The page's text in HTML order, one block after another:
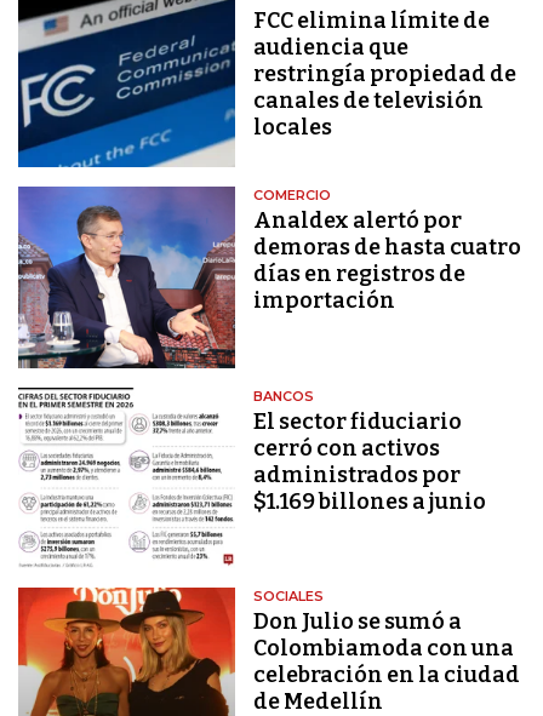
FCC elimina límite de
audiencia que
restringía propiedad de
canales de televisión
locales
COMERCIO
Analdex alertó por
demoras de hasta cuatro
días en registros de
importación
BANCOS
El sector fiduciario
cerró con activos
administrados por
$1.169 billones a junio
SOCIALES
Don Julio se sumó a
Colombiamoda con una
celebración en la ciudad
de Medellín